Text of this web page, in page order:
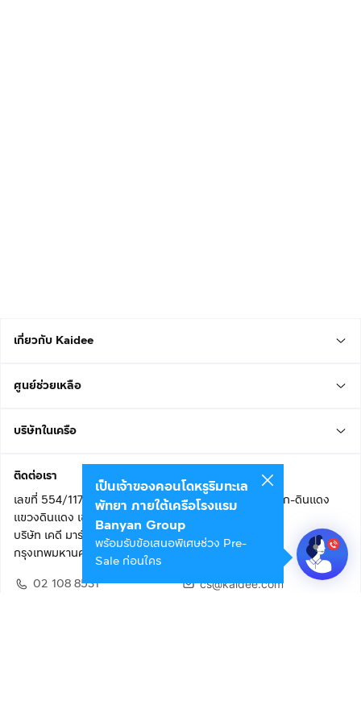
เกี่ยวกับ Kaidee
ศูนย์ช่วยเหลือ
บริษัทในเครือ
ติดต่อเรา
เลขที่ 554/117 อาคารสกายไนน์ เซ็นเตอร์ ชั้น 22 ถนนอโศก-ดินแดง
แขวงดินแดง เขตดินแดง
บริษัท เคดี มาร์เก็ตเพลส จำกัด (สำนักงานใหญ่)
กรุงเทพมหานคร 10400
02 108 8531
cs@kaidee.com
เป็นเจ้าของคอนโดหรูริมทะเล
พัทยา ภายใต้เครือโรงแรม
Banyan Group
พร้อมรับข้อเสนอพิเศษช่วง Pre-
Sale ก่อนใคร